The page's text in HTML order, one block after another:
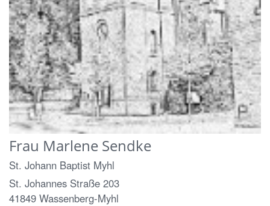
Frau Marlene Sendke
St. Johann Baptist Myhl
St. Johannes Straße 203
41849 Wassenberg-Myhl